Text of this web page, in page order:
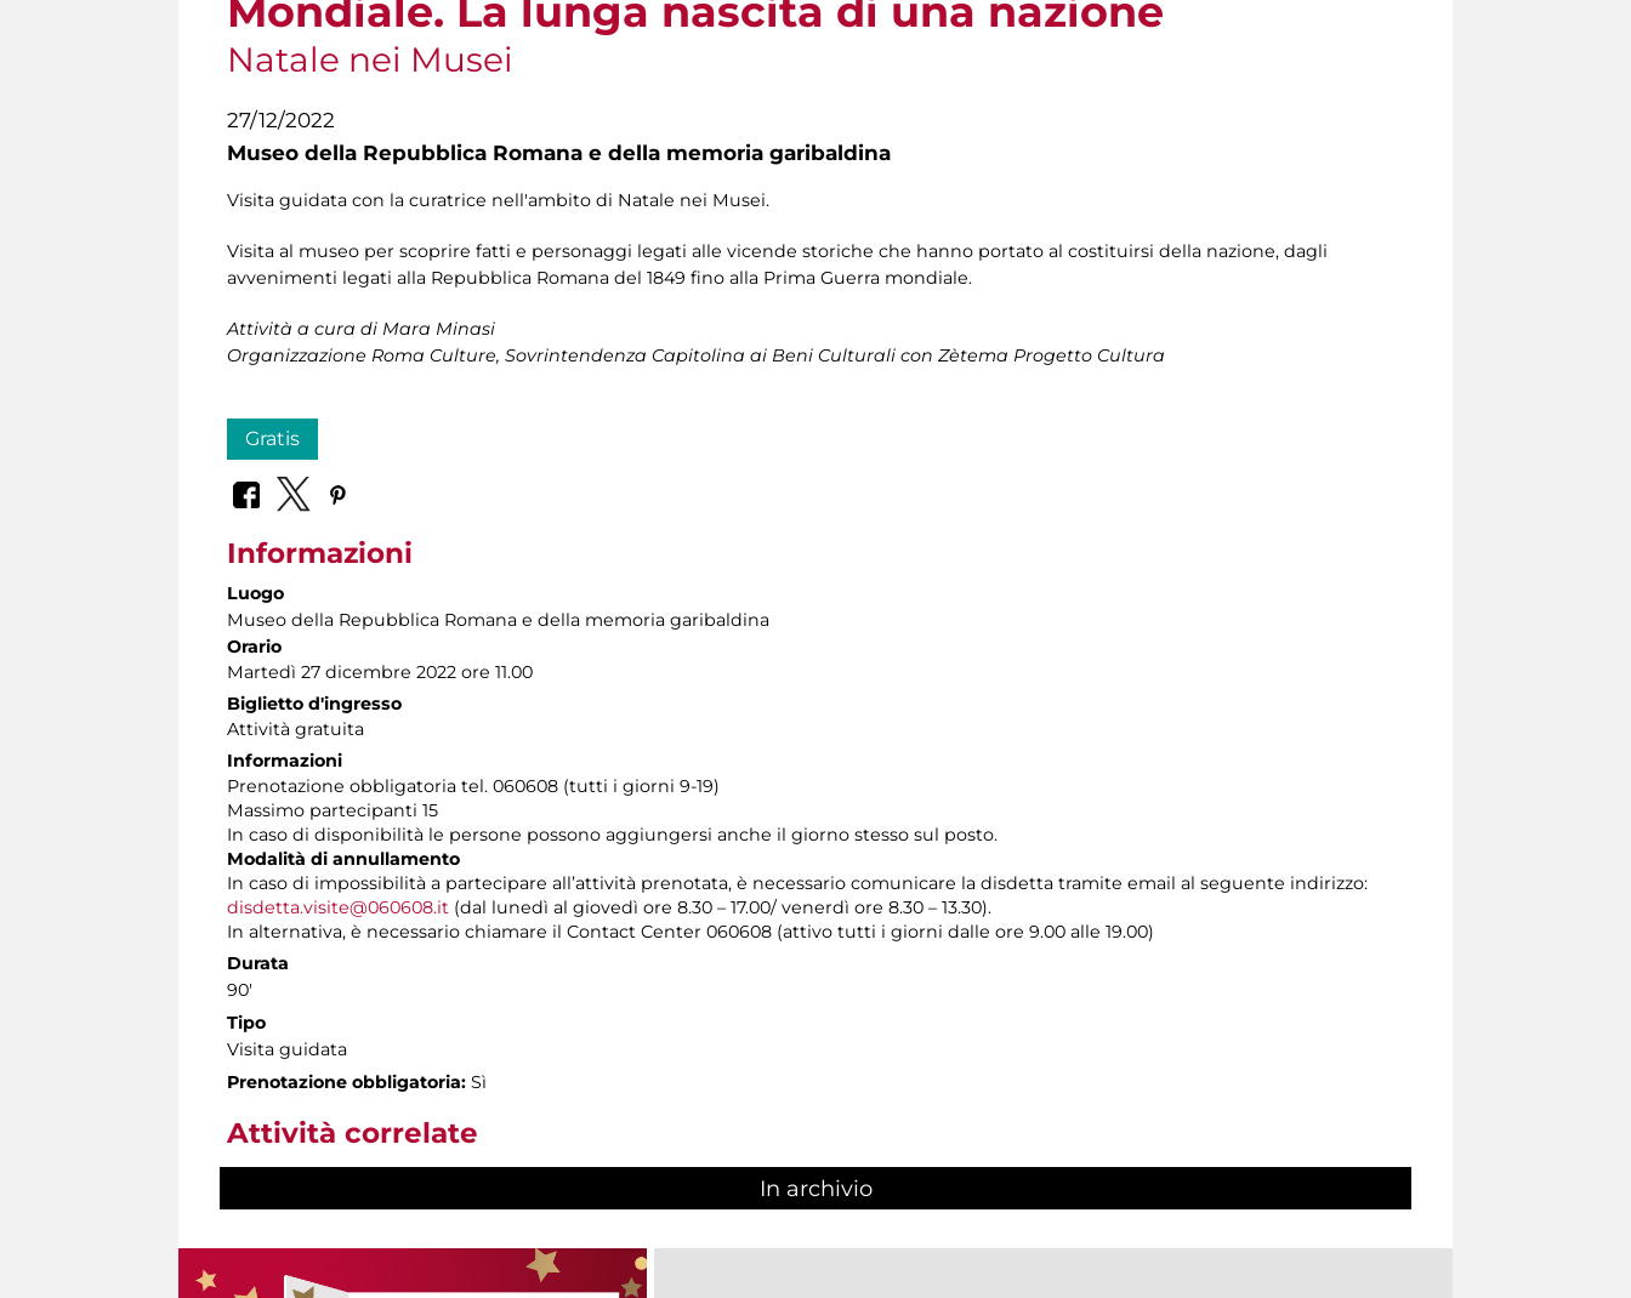
Mondiale. La lunga nascita di una nazione
Natale nei Musei
27/12/2022
Museo della Repubblica Romana e della memoria garibaldina
Visita guidata con la curatrice nell'ambito di Natale nei Musei.
Visita al museo per scoprire fatti e personaggi legati alle vicende storiche che hanno portato al costituirsi della nazione, dagli
avvenimenti legati alla Repubblica Romana del 1849 fino alla Prima Guerra mondiale.
Attività a cura di Mara Minasi
Organizzazione Roma Culture, Sovrintendenza Capitolina ai Beni Culturali con Zètema Progetto Cultura
Gratis
Informazioni
Luogo
Museo della Repubblica Romana e della memoria garibaldina
Orario
Martedì 27 dicembre 2022 ore 11.00
Biglietto d'ingresso
Attività gratuita
Informazioni
Prenotazione obbligatoria tel. 060608 (tutti i giorni 9-19)
Massimo partecipanti 15
In caso di disponibilità le persone possono aggiungersi anche il giorno stesso sul posto.
Modalità di annullamento
In caso di impossibilità a partecipare all’attività prenotata, è necessario comunicare la disdetta tramite email al seguente indirizzo:
disdetta.visite@060608.it (dal lunedì al giovedì ore 8.30 – 17.00/ venerdì ore 8.30 – 13.30).
In alternativa, è necessario chiamare il Contact Center 060608 (attivo tutti i giorni dalle ore 9.00 alle 19.00)
Durata
90'
Tipo
Visita guidata
Prenotazione obbligatoria: Sì
Attività correlate
In archivio